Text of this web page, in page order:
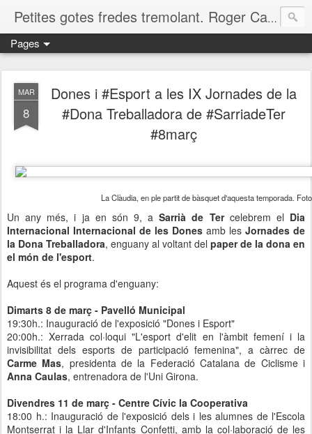
Petites gotes fredes tremolant. Roger Casero Gumbau. Girona
Pages
MAR
8
Dones i #Esport a les IX Jornades de la
#Dona Treballadora de #SarriadeTer
#8març
La Clàudia, en ple partit de bàsquet d'aquesta temporada.
Un any més, i ja en són 9, aSarrià de Tercelebrem el Dia
Internacional Internacional de les Dones amb les Jornades de
la Dona Treballadora, enguany al voltant del paper de la dona en
el món de l'esport.
Aquest és el programa d'enguany:
Dimarts 8 de març - Pavelló Municipal
19:30h.: Inauguració de l'exposició "Dones i Esport"
20:00h.: Xerrada col·loqui "L'esport d'elit en l'àmbit femení i la
invisibilitat dels esports de participació femenina", a càrrec de
Carme Mas, presidenta de la Federació Catalana de Ciclisme i
Anna Caulas, entrenadora de l'Uni Girona.
Divendres 11 de març - Centre Cívic la Cooperativa
18:00 h.: Inauguració de l'exposició dels i les alumnes de l'Escola
Montserrat i la Llar d'Infants Confetti, amb la col·laboració de les